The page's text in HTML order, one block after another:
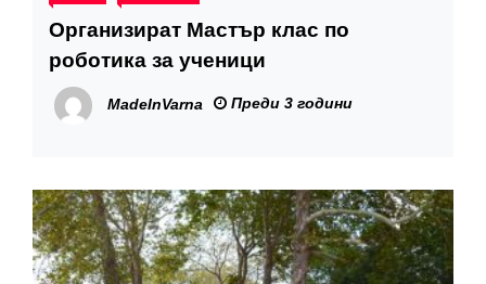
Организират Мастър клас по
роботика за ученици
MadeInVarna Преди 3 години